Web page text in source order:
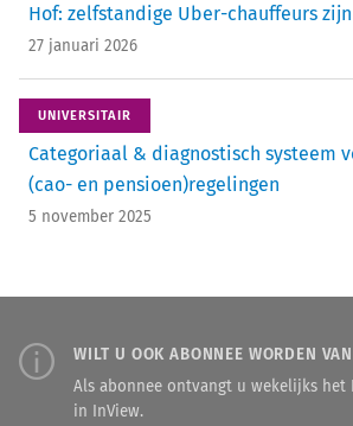
Hof: zelfstandige Uber-chauffeurs
27 januari 2026
UNIVERSITAIR
Categoriaal & diagnostisch systeem
(cao- en pensioen)regelingen
5 november 2025
WILT U OOK ABONNEE WORDEN
Als abonnee ontvangt u wekelijks het
in InView.